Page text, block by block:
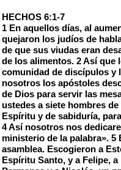
HECHOS 6:1-7
1 En aquellos días, al
quejaron los judíos de
de que sus viudas eran
de los alimentos. 2 Así que
comunidad de discípulos y
nosotros los apóstoles
de Dios para servir las
ustedes a siete hombres
Espíritu y de sabiduría,
4 Así nosotros nos
ministerio de la palabra». 5
asamblea. Escogieron a
Espíritu Santo, y a Felipe,